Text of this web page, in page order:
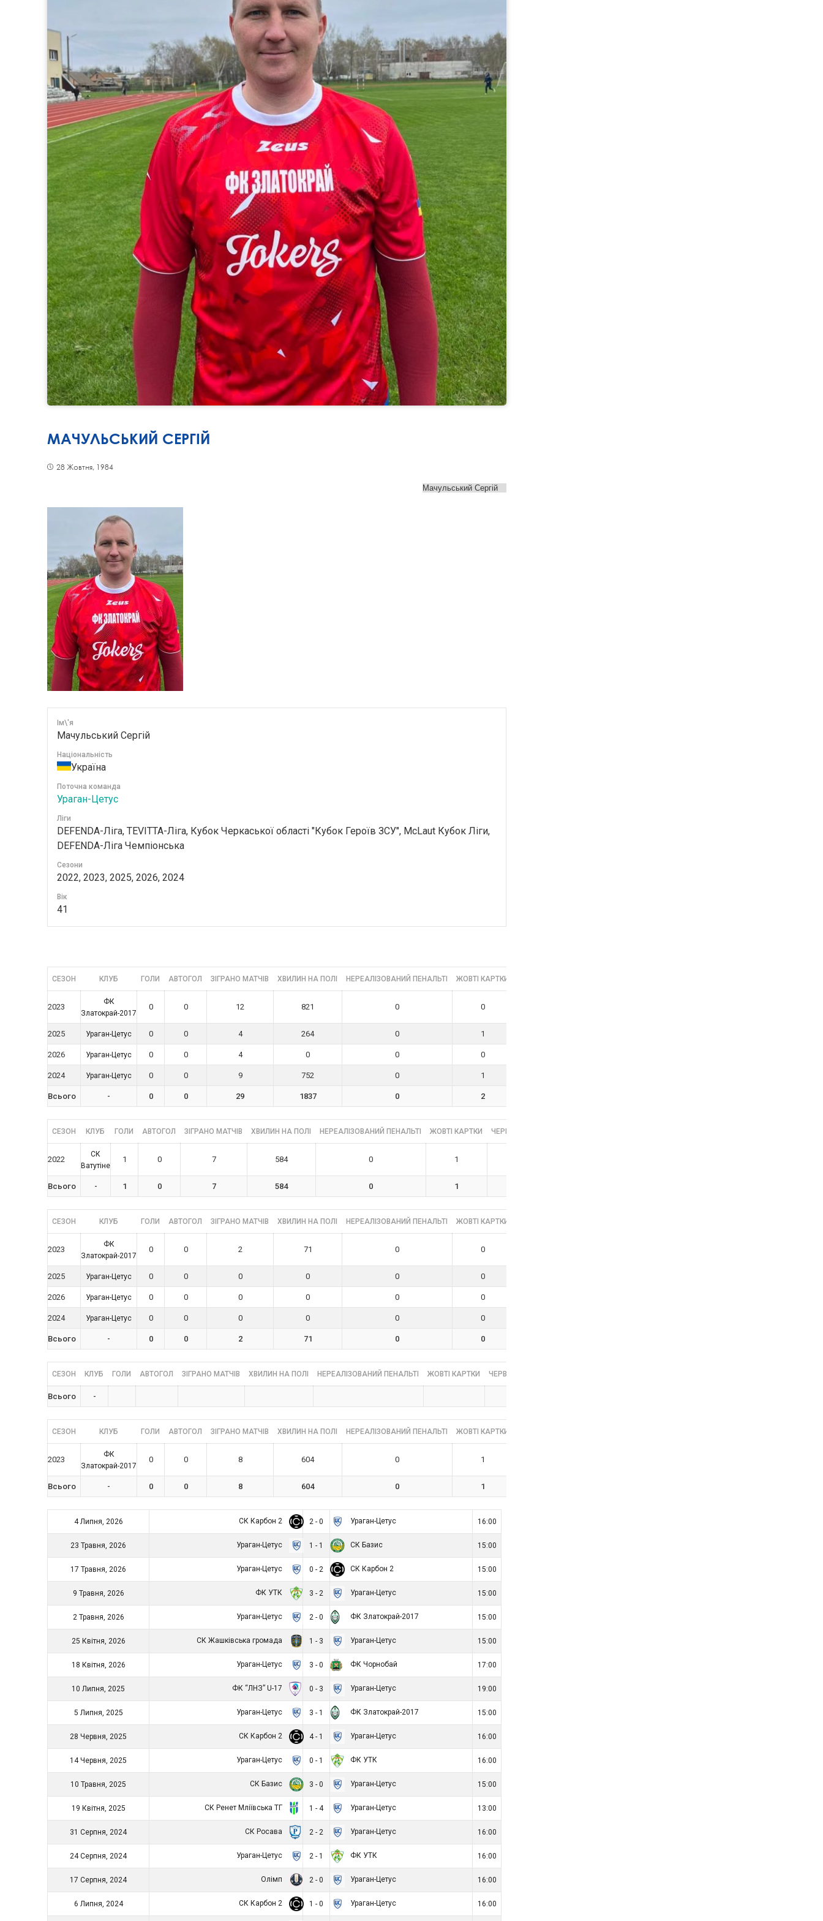
МАЧУЛЬСЬКИЙ СЕРГІЙ
28 Жовтня, 1984
Ім\'я
Мачульський Сергій
Національність
Україна
Поточна команда
Ураган-Цетус
Ліги
DEFENDA-Ліга, TEVITTA-Ліга, Кубок Черкаської області "Кубок Героїв ЗСУ", McLaut Кубок Ліги,
DEFENDA-Ліга Чемпіонська
Сезони
2022, 2023, 2025, 2026, 2024
Вік
41
СЕЗОН КЛУБ ГОЛИ АВТОГОЛ ЗІГРАНО МАТЧІВ ХВИЛИН НА ПОЛІ НЕРЕАЛІЗОВАНИЙ ПЕНАЛЬТІ ЖОВТІ КАРТКИ
2023
ФК
Златокрай-2017
0 0 12 821 0 0
2025 Ураган-Цетус 0 0 4 264 0 1
2026 Ураган-Цетус 0 0 4 0 0 0
2024 Ураган-Цетус 0 0 9 752 0 1
Всього - 0 0 29 1837 0 2
СЕЗОН КЛУБ ГОЛИ АВТОГОЛ ЗІГРАНО МАТЧІВ ХВИЛИН НА ПОЛІ НЕРЕАЛІЗОВАНИЙ ПЕНАЛЬТІ ЖОВТІ КАРТКИ ЧЕРВОНІ КАРТКИ
2022
СК
Ватутіне
1 0 7 584 0 1
Всього - 1 0 7 584 0 1
СЕЗОН КЛУБ ГОЛИ АВТОГОЛ ЗІГРАНО МАТЧІВ ХВИЛИН НА ПОЛІ НЕРЕАЛІЗОВАНИЙ ПЕНАЛЬТІ ЖОВТІ КАРТКИ
2023
ФК
Златокрай-2017
0 0 2 71 0 0
2025 Ураган-Цетус 0 0 0 0 0 0
2026 Ураган-Цетус 0 0 0 0 0 0
2024 Ураган-Цетус 0 0 0 0 0 0
Всього - 0 0 2 71 0 0
СЕЗОН КЛУБ ГОЛИ АВТОГОЛ ЗІГРАНО МАТЧІВ ХВИЛИН НА ПОЛІ НЕРЕАЛІЗОВАНИЙ ПЕНАЛЬТІ ЖОВТІ КАРТКИ ЧЕРВОНІ КАРТКИ
Всього -
СЕЗОН КЛУБ ГОЛИ АВТОГОЛ ЗІГРАНО МАТЧІВ ХВИЛИН НА ПОЛІ НЕРЕАЛІЗОВАНИЙ ПЕНАЛЬТІ ЖОВТІ КАРТКИ
2023
ФК
Златокрай-2017
0 0 8 604 0 1
Всього - 0 0 8 604 0 1
4 Липня, 2026 СК Карбон 2 2 - 0 Ураган-Цетус 16:00
23 Травня, 2026 Ураган-Цетус 1 - 1 СК Базис 15:00
17 Травня, 2026 Ураган-Цетус 0 - 2 СК Карбон 2 15:00
9 Травня, 2026 ФК УТК 3 - 2 Ураган-Цетус 15:00
2 Травня, 2026 Ураган-Цетус 2 - 0 ФК Златокрай-2017 15:00
25 Квітня, 2026 СК Жашківська громада 1 - 3 Ураган-Цетус 15:00
18 Квітня, 2026 Ураган-Цетус 3 - 0 ФК Чорнобай 17:00
10 Липня, 2025 ФК “ЛНЗ” U-17 0 - 3 Ураган-Цетус 19:00
5 Липня, 2025 Ураган-Цетус 3 - 1 ФК Златокрай-2017 15:00
28 Червня, 2025 СК Карбон 2 4 - 1 Ураган-Цетус 16:00
14 Червня, 2025 Ураган-Цетус 0 - 1 ФК УТК 16:00
10 Травня, 2025 СК Базис 3 - 0 Ураган-Цетус 15:00
19 Квітня, 2025 СК Ренет Мліївська ТГ 1 - 4 Ураган-Цетус 13:00
31 Серпня, 2024 СК Росава 2 - 2 Ураган-Цетус 16:00
24 Серпня, 2024 Ураган-Цетус 2 - 1 ФК УТК 16:00
17 Серпня, 2024 Олімп 2 - 0 Ураган-Цетус 16:00
6 Липня, 2024 СК Карбон 2 1 - 0 Ураган-Цетус 16:00